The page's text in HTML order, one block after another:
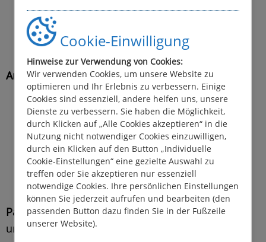
Cookie-Einwilligung
Hinweise zur Verwendung von Cookies:
Wir verwenden Cookies, um unsere Website zu
optimieren und Ihr Erlebnis zu verbessern. Einige
Cookies sind essenziell, andere helfen uns, unsere
Dienste zu verbessern. Sie haben die Möglichkeit,
durch Klicken auf „Alle Cookies akzeptieren“ in die
Nutzung nicht notwendiger Cookies einzuwilligen,
durch ein Klicken auf den Button „Individuelle
Cookie-Einstellungen“ eine gezielte Auswahl zu
treffen oder Sie akzeptieren nur essenziell
notwendige Cookies. Ihre persönlichen Einstellungen
können Sie jederzeit aufrufen und bearbeiten (den
passenden Button dazu finden Sie in der Fußzeile
unserer Website).
Hausboot-Vermietung in Joigny
Anreise mit dem Flugzeug:
Flughafen Paris Orly
(ca. 138 km von der Hausbootbasis in Joigny
enternt)
Flughafen Paris CDG
(ca 177 km von der Hausbootbasis in Joigny
entfernt)
Parkplatz:
umzäunt, nicht bewacht: € 42,00/Woche